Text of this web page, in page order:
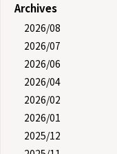
Archives
2026/08
2026/07
2026/06
2026/04
2026/02
2026/01
2025/12